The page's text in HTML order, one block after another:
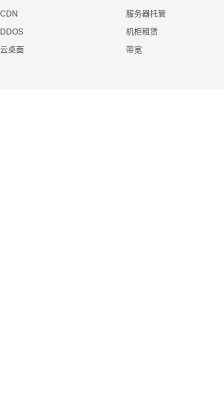
CDN
DDOS
云桌面
服务器托管
机柜租赁
带宽